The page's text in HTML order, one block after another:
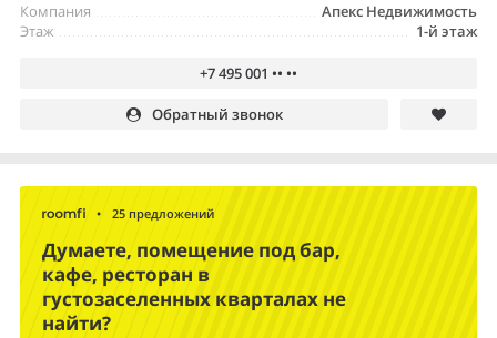
Апекс Недвижимость
Компания
1-й этаж
Этаж
+7 495 001 •• ••
Обратный звонок
• 25 предложений
Думаете, помещение под бар,
кафе, ресторан в
густозаселенных кварталах не
найти?